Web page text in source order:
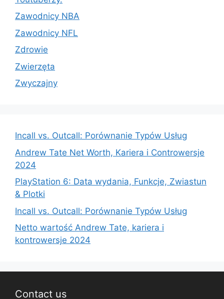
Zawodnicy NBA
Zawodnicy NFL
Zdrowie
Zwierzęta
Zwyczajny
Incall vs. Outcall: Porównanie Typów Usług
Andrew Tate Net Worth, Kariera i Controwersje
2024
PlayStation 6: Data wydania, Funkcje, Zwiastun
& Plotki
Incall vs. Outcall: Porównanie Typów Usług
Netto wartość Andrew Tate, kariera i
kontrowersje 2024
Contact us